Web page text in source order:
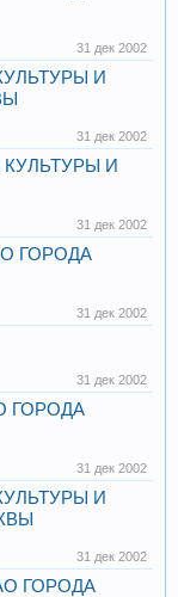
31 дек 2002
И
31 дек 2002
И
31 дек 2002
ГОРОДА
31 дек 2002
31 дек 2002
ГОРОДА
31 дек 2002
И
31 дек 2002
ГОРОДА